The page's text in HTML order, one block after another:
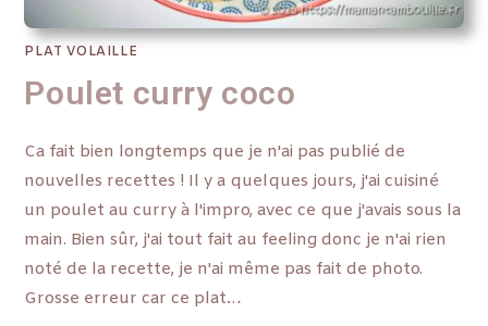
PLAT VOLAILLE
Poulet curry coco
Ca fait bien longtemps que je n'ai pas publié de
nouvelles recettes ! Il y a quelques jours, j'ai cuisiné
un poulet au curry à l'impro, avec ce que j'avais sous la
main. Bien sûr, j'ai tout fait au feeling donc je n'ai rien
noté de la recette, je n'ai même pas fait de photo.
Grosse erreur car ce plat…